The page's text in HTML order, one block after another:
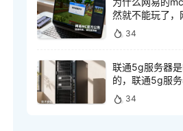
然就不能玩了，
务器突然不能玩
34
联通5g服务器
的，联通5g服
34